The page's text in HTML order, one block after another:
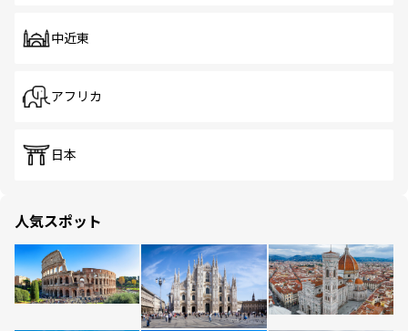
中近東
アフリカ
日本
人気スポット